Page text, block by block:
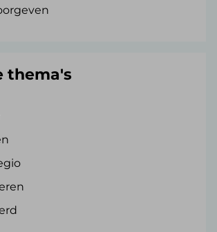
thema's